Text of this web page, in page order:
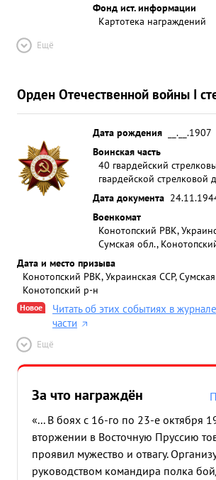
Фонд ист. информации
Картотека награждений
Ещё
Орден Отечественной войны I
Дата рождения
__.__.1907
Воинская часть
40 гвардейский
гвардейской стрелковой
Дата документа
Военкомат
Конотопский РВК,
Сумская обл.,
Дата и место призыва
Конотопский РВК, Украинская ССР,
Конотопский р-н
Новое
Читать об этих событиях в
части
Ещё
За что награждён
«... В боях с 16-го по 23-е октября
вторжении в Восточную Пруссию
проявил мужество и отвагу.
руководством командира полка